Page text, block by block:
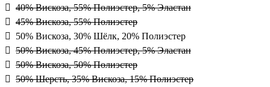
40% Вискоза, 55% Полиэстер, 5% Эластан
45% Вискоза, 55% Полиэстер
50% Вискоза, 30% Шёлк, 20% Полиэстер
50% Вискоза, 45% Полиэстер, 5% Эластан
50% Вискоза, 50% Полиэстер
50% Шерсть, 35% Вискоза, 15% Полиэстер